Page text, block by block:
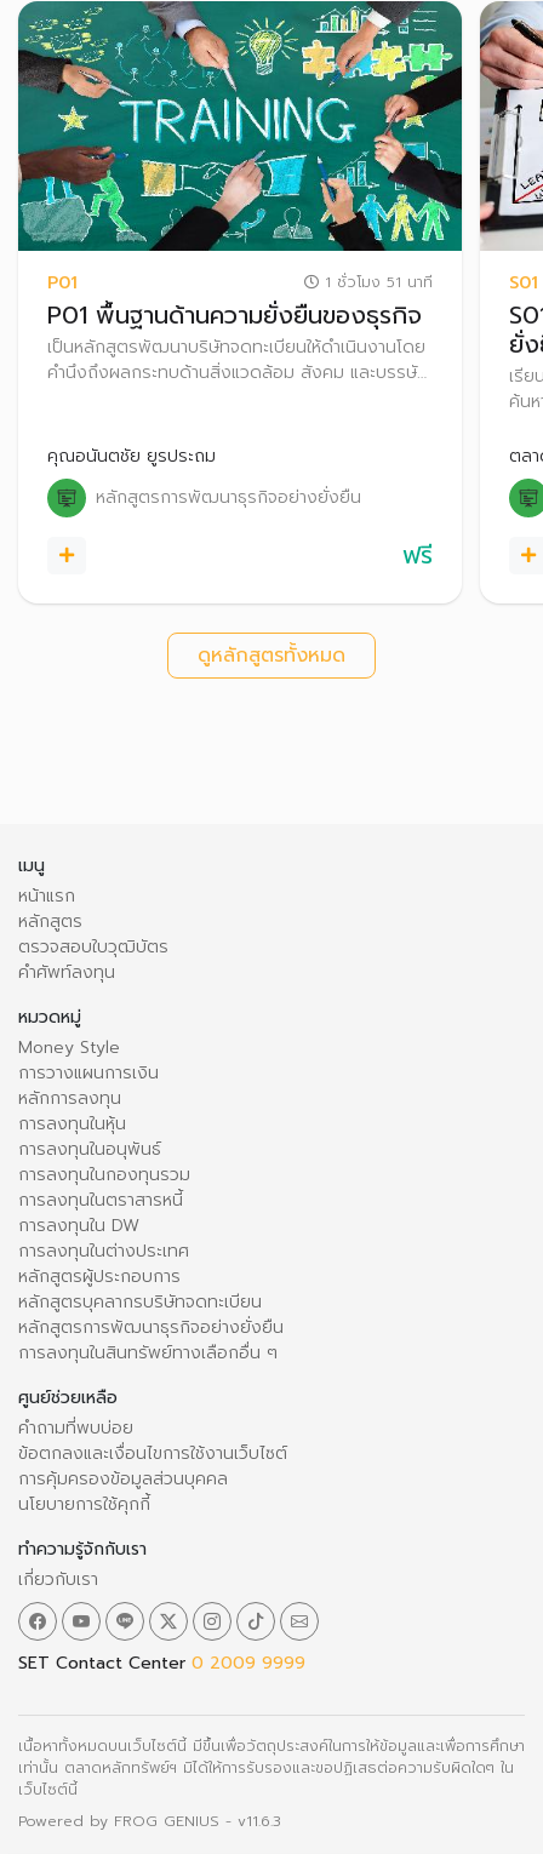
P01 1 ชั่วโมง 51 นาที
P01 พื้นฐานด้านความยั่งยืนของธุรกิจ
เป็นหลักสูตรพัฒนาบริษัทจดทะเบียนให้ดำเนินงานโดย
คำนึงถึงผลกระทบด้านสิ่งแวดล้อม สังคม และบรรษัท
คุณอนันตชัย ยูรประถม
หลักสูตรการพัฒนาธุรกิจอย่างยั่งยืน
ฟรี
S01
ยั่
เรี
ค้น
อง
รับ
ตล
ดูหลักสูตรทั้งหมด
เมนู
หน้าแรก
หลักสูตร
ตรวจสอบใบวุฒิบัตร
คำศัพท์ลงทุน
หมวดหมู่
Money Style
การวางแผนการเงิน
หลักการลงทุน
การลงทุนในหุ้น
การลงทุนในอนุพันธ์
การลงทุนในกองทุนรวม
การลงทุนในตราสารหนี้
การลงทุนใน DW
การลงทุนในต่างประเทศ
หลักสูตรผู้ประกอบการ
หลักสูตรบุคลากรบริษัทจดทะเบียน
หลักสูตรการพัฒนาธุรกิจอย่างยั่งยืน
การลงทุนในสินทรัพย์ทางเลือกอื่น ๆ
ศูนย์ช่วยเหลือ
คำถามที่พบบ่อย
ข้อตกลงและเงื่อนไขการใช้งานเว็บไซต์
การคุ้มครองข้อมูลส่วนบุคคล
นโยบายการใช้คุกกี้
ทำความรู้จักกับเรา
เกี่ยวกับเรา
SET Contact Center 0 2009 9999
เนื้อหาทั้งหมดบนเว็บไซต์นี้ มีขึ้นเพื่อวัตถุประสงค์ในการให้ข้อมูลและเพื่อการศึกษา
เท่านั้น ตลาดหลักทรัพย์ฯ มิได้ให้การรับรองและขอปฏิเสธต่อความรับผิดใดๆ ใน
เว็บไซต์นี้
Powered by FROG GENIUS - v11.6.3